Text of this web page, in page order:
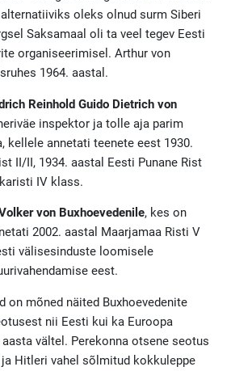
oleks olnud surm Siberi
Saksamaal oli ta veel tegev Eesti
organiseerimisel. Arthur von
1964. aastal.
Reinhold Guido Dietrich von
inspektor ja tolle aja parim
kellele annetati teenete eest 1930.
II/II, 1934. aastal Eesti Punane Rist
IV klass.
von Buxhoevedenile, kes on
2002. aastal Maarjamaa Risti V
välisesinduste loomisele
eest.
on mõned näited Buxhoevedenite
nii Eesti kui ka Euroopa
vältel. Perekonna otsene seotus
Hitleri vahel sõlmitud kokkuleppe